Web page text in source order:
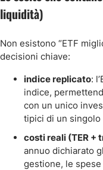
liquidità)
Non esistono “ETF
decisioni chiave:
indice replicato:
indice,
con un unico
tipici di un singolo
costi reali (TER
annuo dichiarato
gestione, le